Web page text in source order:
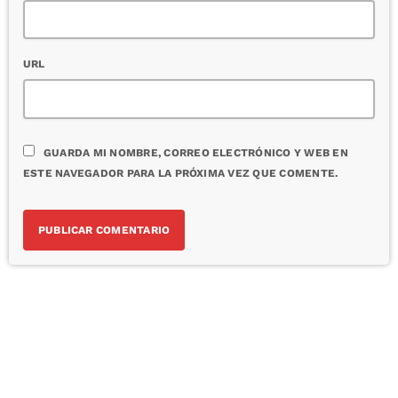
URL
GUARDA MI NOMBRE, CORREO ELECTRÓNICO Y WEB EN
ESTE NAVEGADOR PARA LA PRÓXIMA VEZ QUE COMENTE.